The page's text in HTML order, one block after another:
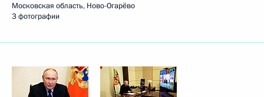
Московская область, Ново-Огарёво
3 фотографии